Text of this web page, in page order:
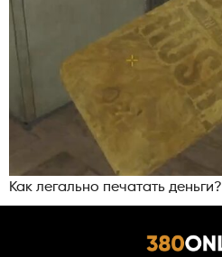
Как легально печатать деньги?